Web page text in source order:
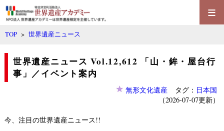
≡
TOP >世界遺産ニュース
世界遺産ニュース Vol.12,612 「山・鉾・屋台行
事」／イベント案内
無形文化遺産タグ： 日本国
（2026-07-07更新）
今、注目の世界遺産ニュース!!